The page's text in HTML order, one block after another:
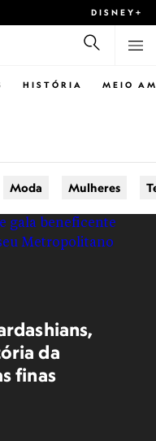
DISNEY+
HISTÓRIA MEIO
Moda Mulheres
da
finas